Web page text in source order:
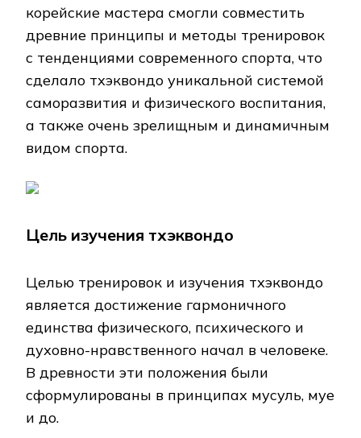
корейские мастера смогли совместить
древние принципы и методы тренировок
с тенденциями современного спорта, что
сделало тхэквондо уникальной системой
саморазвития и физического воспитания,
а также очень зрелищным и динамичным
видом спорта.
Цель изучения тхэквондо
Целью тренировок и изучения тхэквондо
является достижение гармоничного
единства физического, психического и
духовно-нравственного начал в человеке.
В древности эти положения были
сформулированы в принципах мусуль, муе
и до.